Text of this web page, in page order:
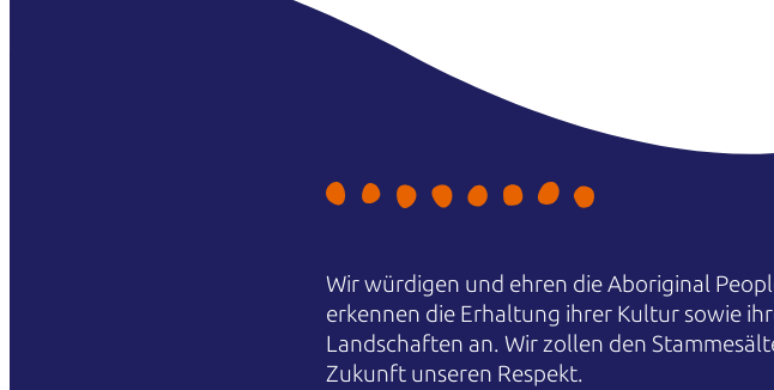
Wir würdigen und ehren die Aboriginal
erkennen die Erhaltung ihrer Kultur sowie
Landschaften an. Wir zollen den
Zukunft unseren Respekt.